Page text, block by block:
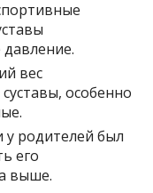
вес
особенно
у родителей был
его
выше.